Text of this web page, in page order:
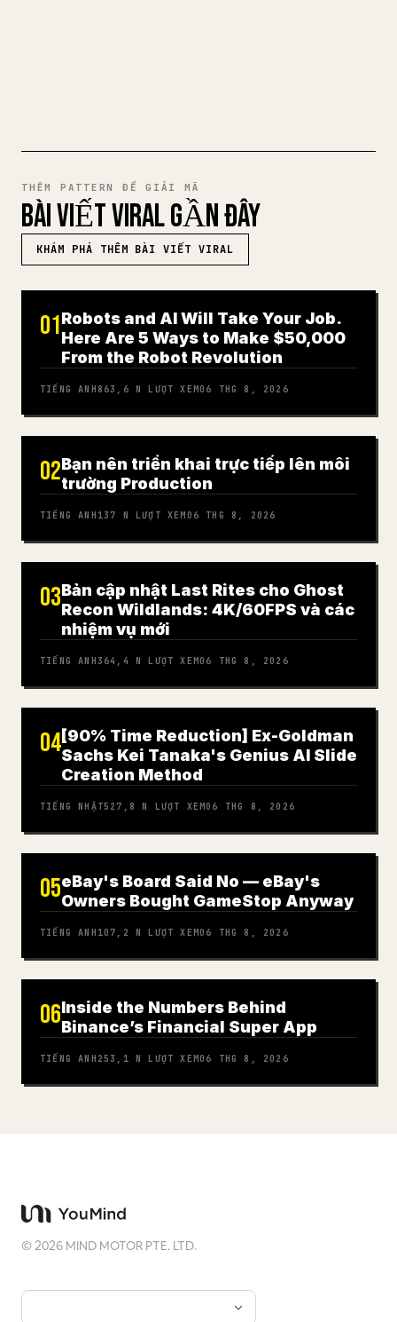
THÊM PATTERN ĐỂ GIẢI MÃ
BÀI VIẾT VIRAL GẦN ĐÂY
KHÁM PHÁ THÊM BÀI VIẾT VIRAL
01Robots and AI Will Take Your Job.
Here Are 5 Ways to Make $50,000
From the Robot Revolution
TIẾNG ANH 863,6 N LƯỢT XEM06 THG 8, 2026
02Bạn nên triển khai trực tiếp lên môi
trường Production
TIẾNG ANH 137 N LƯỢT XEM06 THG 8, 2026
03Bản cập nhật Last Rites cho Ghost
Recon Wildlands: 4K/60FPS và các
nhiệm vụ mới
TIẾNG ANH364,4 N LƯỢT XEM06 THG 8, 2026
04[90% Time Reduction] Ex-Goldman
Sachs Kei Tanaka's Genius AI Slide
Creation Method
TIẾNG NHẬT527,8 N LƯỢT XEM06 THG 8, 2026
05eBay's Board Said No — eBay's
Owners Bought GameStop Anyway
TIẾNG ANH 107,2 N LƯỢT XEM06 THG 8, 2026
06Inside the Numbers Behind
Binance’s Financial Super App
TIẾNG ANH 253,1 N LƯỢT XEM06 THG 8, 2026
©2026 MIND MOTOR PTE. LTD.